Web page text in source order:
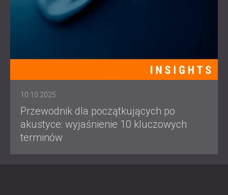
10.10.2025
Przewodnik dla początkujących po
akustyce: wyjaśnienie 10 kluczowych
terminów